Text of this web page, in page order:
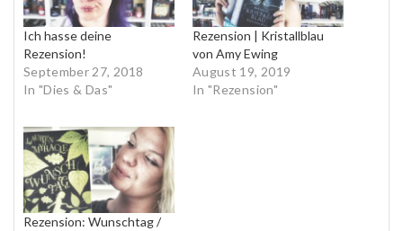
Ich hasse deine
Rezension!
September 27, 2018
In "Dies & Das"
Rezension | Kristallblau
von Amy Ewing
August 19, 2019
In "Rezension"
Rezension: Wunschtag /